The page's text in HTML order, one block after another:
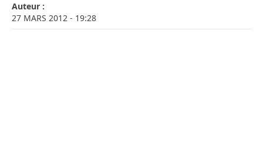
Auteur :
27 MARS 2012 - 19:28